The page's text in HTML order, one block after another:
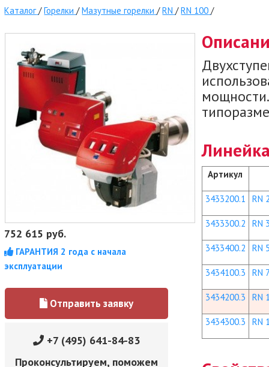
Каталог /Горелки /Мазутные горелки /RN /RN 100 /
752 615 руб.
ГАРАНТИЯ 2 года с начала
эксплуатации
Отправить заявку
+7 (495) 641-84-83
Проконсультируем, поможем
Артикул
3433200.1 RN
3433300.2 RN
3433400.2 RN
3434100.3 RN
3434200.3 RN
3434300.3 RN